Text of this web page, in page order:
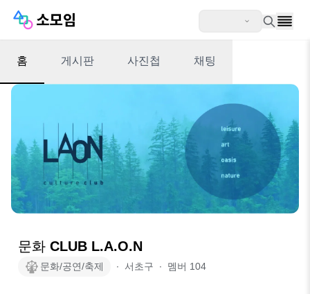
홈 게시판 사진첩 채팅
문화 CLUB L.A.O.N
문화/공연/축제 ∙ 서초구 ∙ 멤버 104